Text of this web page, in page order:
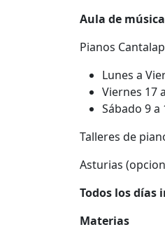
Aula de
Pianos
Lunes a
Viernes 17
Sábado 9 a
Talleres de
Asturias
Todos los días
Materias